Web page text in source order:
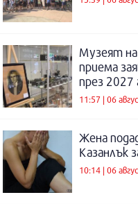
Музеят
приема
през 2027
11:57 | 06
Жена
Казанлък
10:14 | 06